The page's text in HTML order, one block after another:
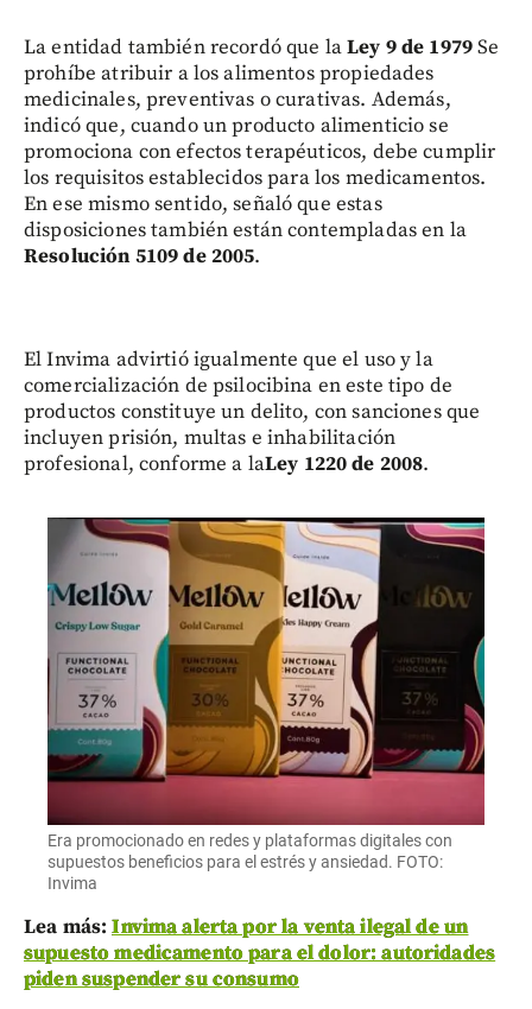
La entidad también recordó que laLey 9 de 1979Se
prohíbe atribuir a los alimentos propiedades
medicinales, preventivas o curativas. Además,
indicó que, cuando un producto alimenticio se
promociona con efectos terapéuticos, debe cumplir
los requisitos establecidos para los medicamentos.
En ese mismo sentido, señaló que estas
disposiciones también están contempladas en la
Resolución 5109 de 2005.
El Invima advirtió igualmente que el uso y la
comercialización de psilocibina en este tipo de
productos constituye un delito, con sanciones que
incluyen prisión, multas e inhabilitación
profesional, conforme a laLey 1220 de 2008.
Era promocionado en redes y plataformas digitales con
supuestos beneficios para el estrés y ansiedad. FOTO:
Invima
Lea más:Invima alerta por la venta ilegal de un
supuesto medicamento para el dolor: autoridades
piden suspender su consumo